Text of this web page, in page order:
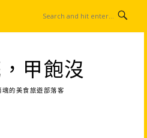
甲飽沒
的美食旅遊部落客